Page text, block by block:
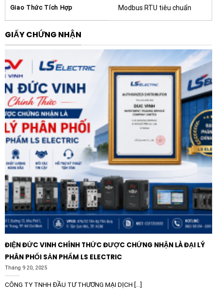
lợi ích kinh tế và kỹ thuật lâu dài cho doanh nghiệp.
Việc tích hợp sẵn bộ lọc EMC, bộ điều khiển phanh hãm
và Modbus RTU giúp giảm thiểu nhu cầu mua sắm các
thiết bị ngoại vi, từ đó tối ưu hóa tổng chi phí đầu tư.
Hệ thống làm mát được thiết kế thông minh giúp tối
đa hóa luồng không khí, đảm bảo thiết bị hoạt động ổn
định ngay cả trong điều kiện tải nặng liên tục. Đặc biệt,
thuộc hệ sinh thái All-Compatible của ABB, ACS380
cho phép người dùng chuyển đổi dễ dàng giữa các
dòng biến tần khác nhau của hãng nhờ giao diện và cấu
trúc thông số tương đồng.
Ứng dụng thực tế
Nhờ dải tính năng mạnh mẽ, Biến tần ABB ACS380-
040S-01A8-4 được ứng dụng rộng rãi trong nhiều lĩnh
vực:
Máy thực phẩm và đồ uống:Sử dụng cho máy trộn,
máy nghiền, hệ thống đóng chai và các băng chuyền
sản xuất.
máy dệt và máy nhuộm đòi hỏi sự chính xác cao.
Giao Thức Tích Hợp Modbus RTU tiêu chuẩn
GIẤY CHỨNG NHẬN
ĐIỆN ĐỨC VINH CHÍNH THỨC ĐƯỢC CHỨNG NHẬN LÀ ĐẠI LÝ
PHÂN PHỐI SẢN PHẨM LS ELECTRIC
Tháng 9 20, 2025
CÔNG TY TNHH ĐẦU TƯ THƯƠNG MẠI DỊCH [...]